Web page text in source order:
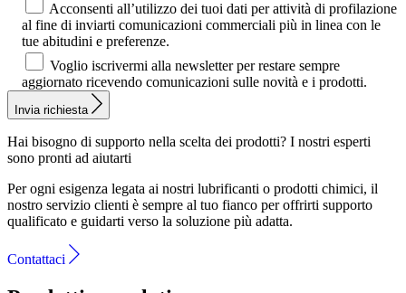
Acconsenti all’utilizzo dei tuoi dati per attività di profilazione
al fine di inviarti comunicazioni commerciali più in linea con le
tue abitudini e preferenze.
Voglio iscrivermi alla newsletter per restare sempre
aggiornato ricevendo comunicazioni sulle novità e i prodotti.
Invia richiesta
Hai bisogno di supporto nella scelta dei prodotti? I nostri esperti
sono pronti ad aiutarti
Per ogni esigenza legata ai nostri lubrificanti o prodotti chimici, il
nostro servizio clienti è sempre al tuo fianco per offrirti supporto
qualificato e guidarti verso la soluzione più adatta.
Contattaci